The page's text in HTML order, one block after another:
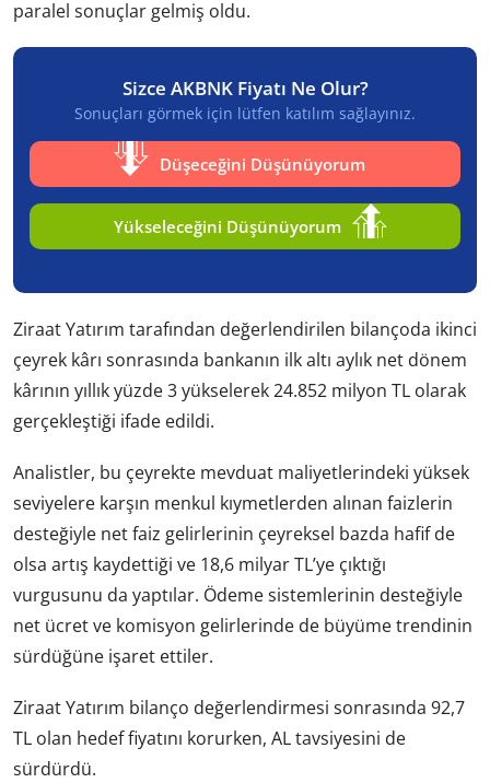
paralel sonuçlar gelmiş oldu.
Sizce AKBNK Fiyatı Ne Olur?
Sonuçları görmek için lütfen katılım sağlayınız.
Düşeceğini Düşünüyorum
Yükseleceğini Düşünüyorum
Ziraat Yatırım tarafından değerlendirilen bilançoda ikinci
çeyrek kârı sonrasında bankanın ilk altı aylık net dönem
kârının yıllık yüzde 3 yükselerek 24.852 milyon TL olarak
gerçekleştiği ifade edildi.
Analistler, bu çeyrekte mevduat maliyetlerindeki yüksek
seviyelere karşın menkul kıymetlerden alınan faizlerin
desteğiyle net faiz gelirlerinin çeyreksel bazda hafif de
olsa artış kaydettiği ve 18,6 milyar TL’ye çıktığı
vurgusunu da yaptılar. Ödeme sistemlerinin desteğiyle
net ücret ve komisyon gelirlerinde de büyüme trendinin
sürdüğüne işaret ettiler.
Ziraat Yatırım bilanço değerlendirmesi sonrasında 92,7
TL olan hedef fiyatını korurken, AL tavsiyesini de
sürdürdü.